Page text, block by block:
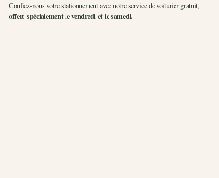
Confiez-nous votre stationnement avec notre service de voiturier gratuit,
offert spécialement le vendredi et le samedi.